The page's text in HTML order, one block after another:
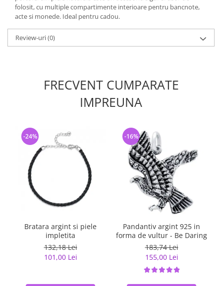
folosit, cu multiple compartimente interioare pentru bancnote,
acte si monede. Ideal pentru cadou.
Review-uri(0)
FRECVENT CUMPARATE
IMPREUNA
Bratara argint si piele
impletita
132,18 Lei
101,00 Lei
-24%
Pandantiv argint 925 in
forma de vultur - Be Daring
183,74 Lei
155,00 Lei
-16%